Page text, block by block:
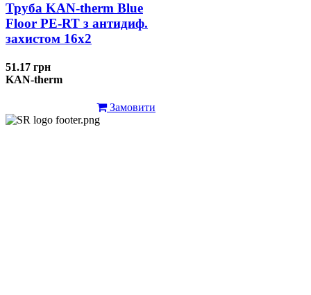
Труба KAN-therm Blue
Floor PE-RT з антидиф.
захистом 16х2
51.17 грн
KAN-therm
Замовити